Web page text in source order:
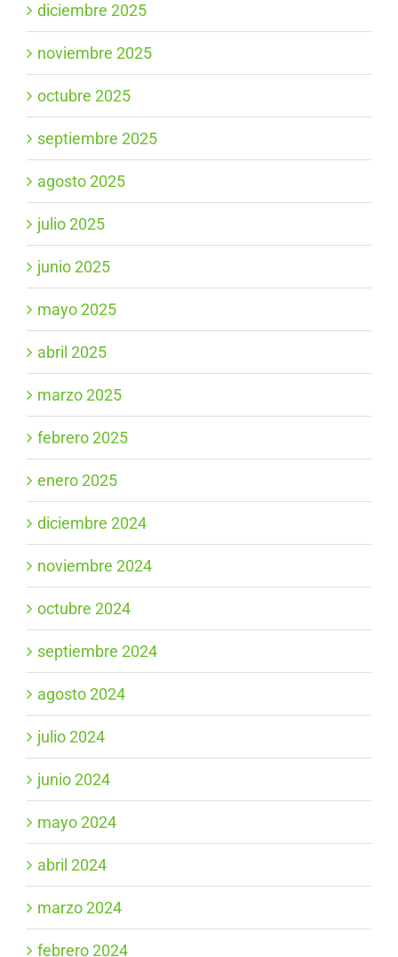
diciembre 2025
noviembre 2025
octubre 2025
septiembre 2025
agosto 2025
julio 2025
junio 2025
mayo 2025
abril 2025
marzo 2025
febrero 2025
enero 2025
diciembre 2024
noviembre 2024
octubre 2024
septiembre 2024
agosto 2024
julio 2024
junio 2024
mayo 2024
abril 2024
marzo 2024
febrero 2024